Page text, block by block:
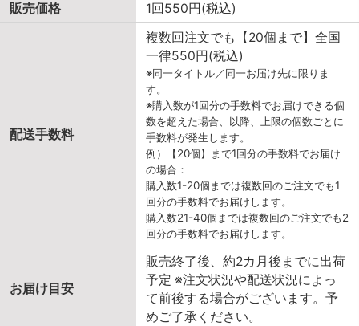
販売価格
1回550円(税込)
配送手数料
複数回注文でも【20個まで】全国
一律550円(税込)
※同一タイトル／同一お届け先に限りま
す。
※購入数が1回分の手数料でお届けできる個
数を超えた場合、以降、上限の個数ごとに
手数料が発生します。
例）【20個】まで1回分の手数料でお届け
の場合：
購入数1-20個までは複数回のご注文でも1
回分の手数料でお届けします。
購入数21-40個までは複数回のご注文でも2
回分の手数料でお届けします。
お届け目安
販売終了後、約2カ月後までに出荷
予定 ※注文状況や配送状況によっ
て前後する場合がございます。予
めご了承ください。